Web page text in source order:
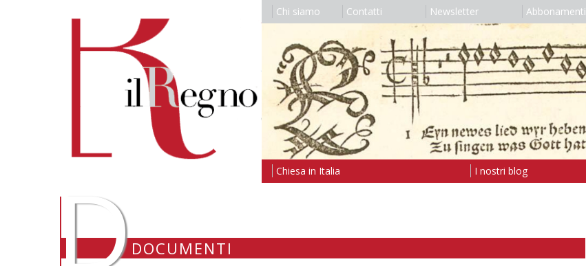
Chi siamo Contatti Newsletter Abbonamenti
Chiesa in Italia I nostri blog
DDOCUMENTI